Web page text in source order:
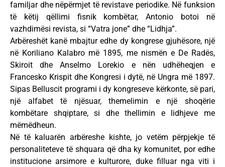
familjar dhe nëpërmjet të revistave periodike. Në funksion
të këtij qëllimi fisnik kombëtar, Antonio botoi në
vazhdimësi revista, si “Vatra jone” dhe “Lidhja”.
Arbëreshët kanë mbajtur edhe dy kongrese gjuhësore, një
në Koriliano Kalabro më 1895, me nismën e De Radës,
Skiroit dhe Anselmo Lorekio e nën udhëheqjen e
Francesko Krispit dhe Kongresi i dytë, në Ungra më 1897.
Sipas Belluscit programi i dy kongreseve kërkonte, së pari,
një alfabet të njësuar, themelimin e një shoqërie
kombëtare shqiptare, si dhe thellimin e lidhjeve me
mëmëdheun.
Në të kaluarën arbëreshe kishte, jo vetëm përpjekje të
personaliteteve të shquara që dha ky komunitet, por edhe
institucione arsimore e kulturore, duke filluar nga viti i